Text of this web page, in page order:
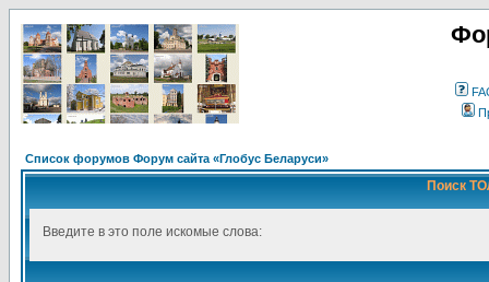
Список форумов Форум сайта «Глобус Беларуси»
Поиск
Введите в это поле искомые слова: